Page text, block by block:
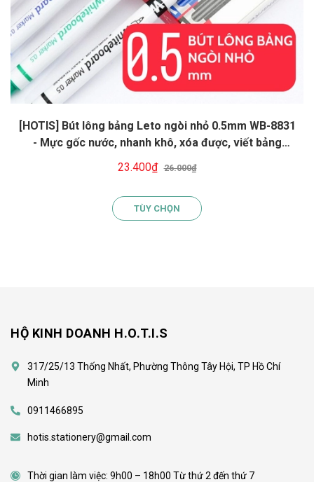
[HOTIS] Bút lông bảng Leto ngòi nhỏ 0.5mm WB-8831
- Mực gốc nước, nhanh khô, xóa được, viết bảng
trắng
23.400₫ 26.000₫
TÙY CHỌN
HỘ KINH DOANH H.O.T.I.S
317/25/13 Thống Nhất, Phường Thông Tây Hội, TP Hồ Chí
Minh
0911466895
hotis.stationery@gmail.com
Thời gian làm việc: 9h00 – 18h00 Từ thứ 2 đến thứ 7